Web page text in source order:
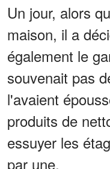
Un jour, alors
maison, il a
également le
souvenait pas
l'avaient
produits de
essuyer les
par une.